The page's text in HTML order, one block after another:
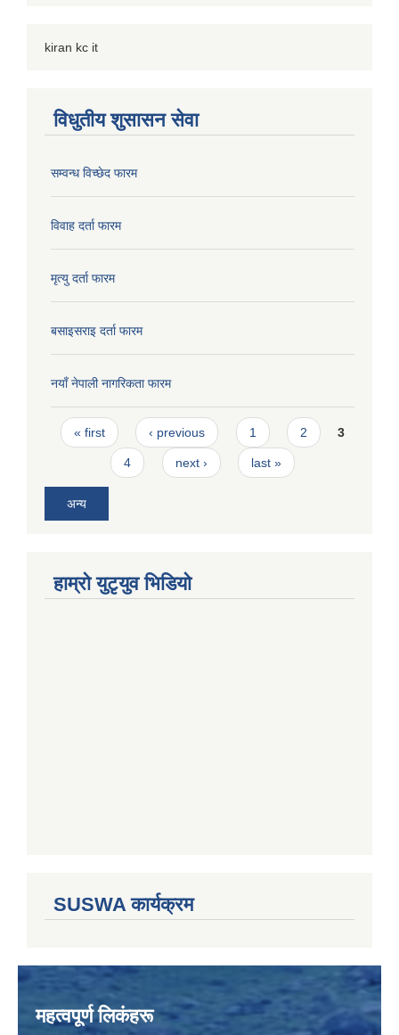
kiran kc it
विधुतीय शुसासन सेवा
सम्वन्ध विच्छेद फारम
विवाह दर्ता फारम
मृत्यु दर्ता फारम
बसाइसराइ दर्ता फारम
नयाँ नेपाली नागरिकता फारम
Pages
« first ‹ previous 1 2 3
4 next › last »
अन्य
हाम्राे युटृयुव भिडियाे
SUSWA कार्यक्रम
महत्वपूर्ण लिकंहरू